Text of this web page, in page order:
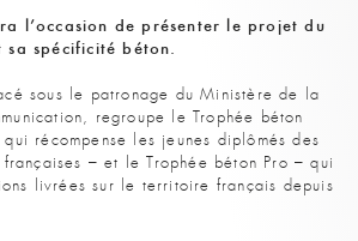
l’occasion de présenter le projet du
spécificité béton.
sous le patronage du Ministère de la
regroupe le Trophée béton
récompense les jeunes diplômés des
– et le Trophée béton Pro – qui
livrées sur le territoire français depuis